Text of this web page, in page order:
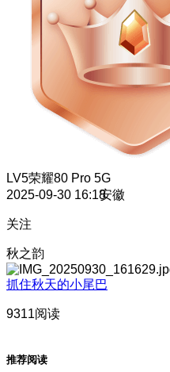
LV5荣耀80 Pro 5G
2025-09-30 16:18安徽
关注
秋之韵
抓住秋天的小尾巴
9311阅读
推荐阅读